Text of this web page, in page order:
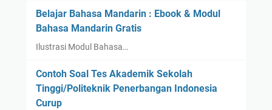
a
a
:
J
Belajar Bahasa Mandarin : Ebook & Modul
Bahasa Mandarin Gratis
Ilustrasi Modul Bahasa…
Contoh Soal Tes Akademik Sekolah
Tinggi/Politeknik Penerbangan Indonesia
Curup